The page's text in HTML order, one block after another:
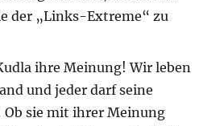
der „Links-Extreme“ zu
ihre Meinung! Wir leben
und jeder darf seine
sie mit ihrer Meinung